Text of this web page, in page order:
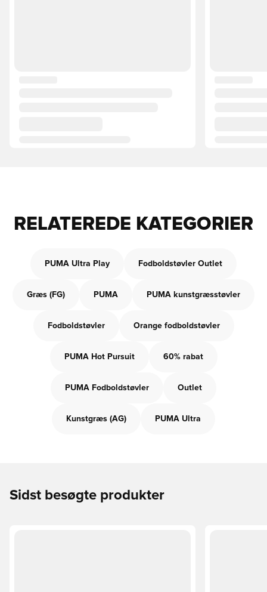
RELATEREDE KATEGORIER
PUMA Ultra Play Fodboldstøvler Outlet
Græs (FG) PUMA PUMA kunstgræsstøvler
Fodboldstøvler Orange fodboldstøvler
PUMA Hot Pursuit 60% rabat
PUMA Fodboldstøvler Outlet
Kunstgræs (AG) PUMA Ultra
Sidst besøgte produkter